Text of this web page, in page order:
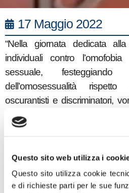
Questo sito web utilizza i
Questo sito utilizza cookie
e di richieste parti per le sue
17 Maggio 2022
“Nella giornata dedicata
individuali contro
sessuale, festeggiando
dell’omosessualità
oscurantisti e discriminatori,
pensiero ai genitori di quei
recapitare come circolare un
medievale al caos
fino alla promozione di
sessuali che segnano